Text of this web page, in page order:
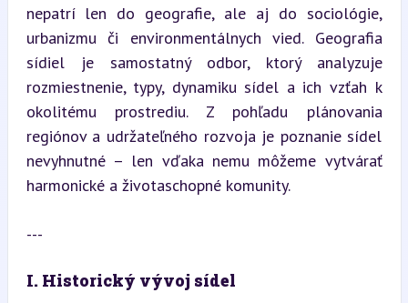
nepatrí len do geografie, ale aj do sociológie,
urbanizmu či environmentálnych vied. Geografia
sídiel je samostatný odbor, ktorý analyzuje
rozmiestnenie, typy, dynamiku sídel a ich vzťah k
okolitému prostrediu. Z pohľadu plánovania
regiónov a udržateľného rozvoja je poznanie sídel
nevyhnutné – len vďaka nemu môžeme vytvárať
harmonické a životaschopné komunity.
---
I. Historický vývoj sídel